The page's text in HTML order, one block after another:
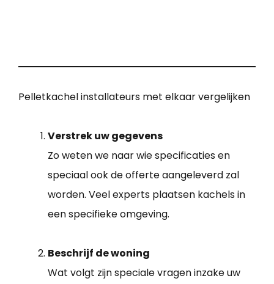
Pelletkachel installateurs met elkaar vergelijken
Verstrek uw gegevens
Zo weten we naar wie specificaties en
speciaal ook de offerte aangeleverd zal
worden. Veel experts plaatsen kachels in
een specifieke omgeving.
Beschrijf de woning
Wat volgt zijn speciale vragen inzake uw